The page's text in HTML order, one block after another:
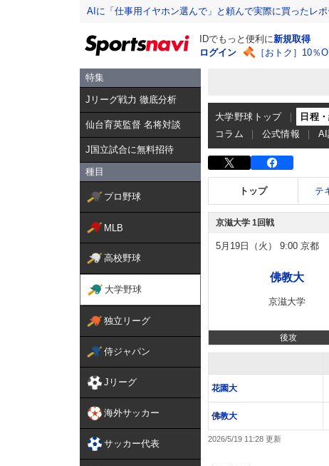
AIに「仕事用イヤホン選んで」と頼んで実際に買ったレポ
IDでもっと便利に新規取得
ログイン
［おトク］10％
特集
Jリーグ戦力 徹底分析
仙台育英監督 名将対談
J国立試合に無料招待
種目
プロ野球
MLB
高校野球
大学野球
独立リーグ
侍ジャパン
Jリーグ
海外サッカー
サッカー代表
大学野球トップ 日程
コラム
公式情報
トップ テ
京滋大学 1回戦
5月19日（火） 9:00 京都
佛教大
京滋大学
後攻
花園大
佛教大
2026/5/19 11:28